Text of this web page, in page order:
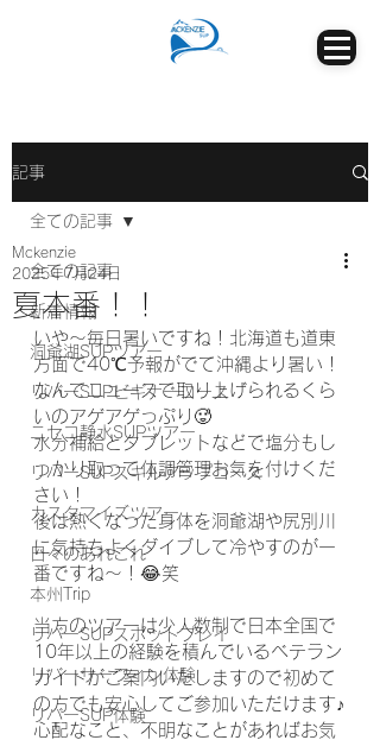
記事
全ての記事
新着情報
洞爺湖SUPツアー
リバーSUPビギナーコース
ニセコ静水SUPツアー
リバーSUPスキルアップコース
カスタマイズツアー
日々のあれこれ
本州Trip
リバーSUPスポットプレイ
リバーサーフィン体験
リバーSUP体験
全ての記事
夏本番！！
Mckenzie
2025年7月24日
いや～毎日暑いですね！北海道も道東
方面で40℃予報がでて沖縄より暑い！
なんてニュースで取り上げられるくら
いのアゲアゲっぷり🥵
水分補給とタブレットなどで塩分もし
っかり取って体調管理お気を付けくだ
さい！
後は熱くなった身体を洞爺湖や尻別川
に気持ちよくダイブして冷やすのが一
番ですね～！😂笑
当方のツアーは少人数制で日本全国で
10年以上の経験を積んでいるベテラン
ガイドがご案内いたしますので初めて
の方でも安心してご参加いただけます♪
心配なこと、不明なことがあればお気